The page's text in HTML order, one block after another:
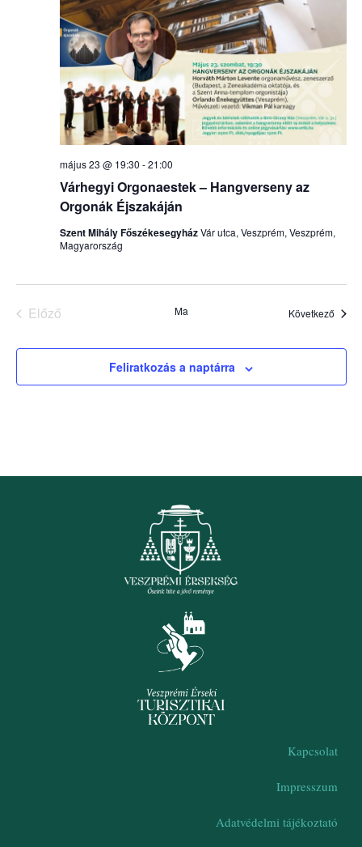
Várhegyi Orgonaestek – Hangverseny az
Orgonák Éjszakáján
május 23 @ 19:30 -21:00
Szent Mihály FőszékesegyházVár utca, Veszprém, Veszprém,
Magyarország
ElőzőEsemények Ma Következő
Feliratkozás a naptárra
Kapcsolat
Impresszum
Adatvédelmi tájékoztató